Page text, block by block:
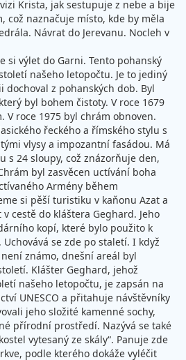
Krista, jak sestupuje z nebe a bije
což naznačuje místo, kde by měla
Návrat do Jerevanu. Nocleh v
si výlet do Garni. Tento pohanský
našeho letopočtu. Je to jediný
dochoval z pohanských dob. Byl
byl bohem čistoty. V roce 1679
V roce 1975 byl chrám obnoven.
řeckého a římského stylu s
vlysy a impozantní fasádou. Má
s 24 sloupy, což znázorňuje den,
byl zasvěcen uctívání boha
Armény během
si pěší turistiku v kaňonu Azat a
cestě do kláštera Geghard. Jeho
kopí, které bylo použito k
se zde po staletí. I když
známo, dnešní areál byl
Klášter Geghard, jehož
našeho letopočtu, je zapsán na
UNESCO a přitahuje návštěvníky
jeho složité kamenné sochy,
přírodní prostředí. Nazývá se také
vytesaný ze skály“. Panuje zde
podle kterého dokáže vyléčit